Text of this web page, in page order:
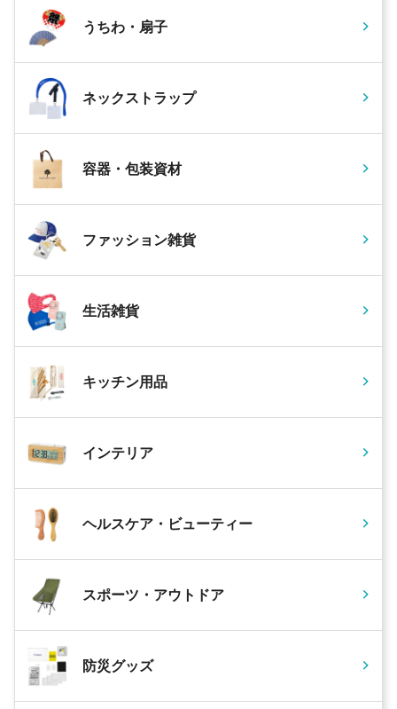
うちわ・扇子
ネックストラップ
容器・包装資材
ファッション雑貨
生活雑貨
キッチン用品
インテリア
ヘルスケア・ビューティー
スポーツ・アウトドア
防災グッズ